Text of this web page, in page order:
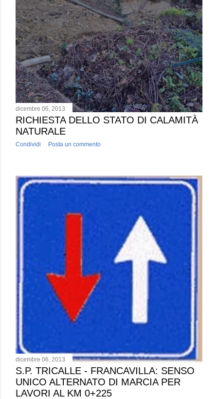
dicembre 06, 2013
RICHIESTA DELLO STATO DI CALAMITÀ
NATURALE
Condividi Posta un commento
dicembre 06, 2013
S.P. TRICALLE - FRANCAVILLA: SENSO
UNICO ALTERNATO DI MARCIA PER
LAVORI AL KM 0+225